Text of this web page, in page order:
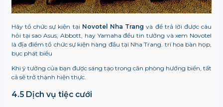
Hãy tổ chức sự kiện tại Novotel Nha Trang và để trả lời được câu
hỏi tại sao Asus, Abbott, hay Yamaha đều tin tưởng và xem Novotel
là địa điểm tổ chức sự kiện hàng đầu tại Nha Trang. trí hoa bàn họp,
bục phát biểu
Khi ý tưởng của bạn được sáng tạo trong căn phòng hướng biển, tất
cả sẽ trở thành hiện thực.
4.5 Dịch vụ tiệc cưới